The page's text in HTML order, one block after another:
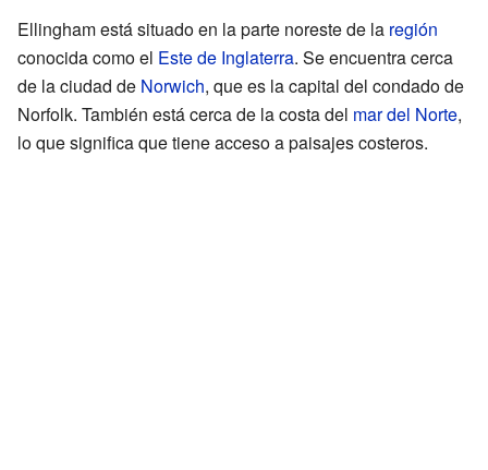
Ellingham está situado en la parte noreste de la región
conocida como el Este de Inglaterra. Se encuentra cerca
de la ciudad de Norwich, que es la capital del condado de
Norfolk. También está cerca de la costa del mar del Norte,
lo que significa que tiene acceso a paisajes costeros.